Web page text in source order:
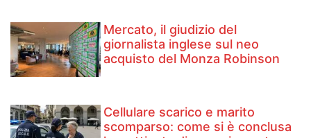
Mercato, il giudizio del
giornalista inglese sul neo
acquisto del Monza Robinson
Cellulare scarico e marito
scomparso: come si è conclusa